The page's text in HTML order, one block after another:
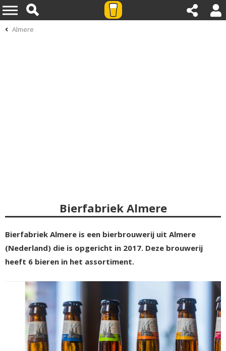
Almere
Bierfabriek Almere
Bierfabriek Almere is een bierbrouwerij uit Almere
(Nederland) die is opgericht in 2017. Deze brouwerij
heeft 6 bieren in het assortiment.